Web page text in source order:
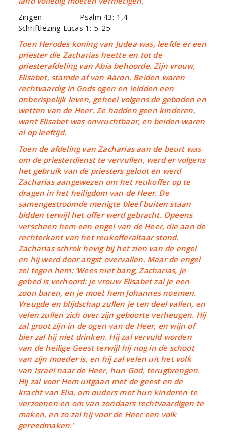
Zingen Psalm 43: 1,4
Schriftlezing Lucas 1: 5-25
Toen Herodes koning van Judea was, leefde er een
priester die Zacharias heette en tot de
priesterafdeling van Abia behoorde. Zijn vrouw,
Elisabet, stamde af van Aäron. Beiden waren
rechtvaardig in Gods ogen en leidden een
onberispelijk leven, geheel volgens de geboden en
wetten van de Heer. Ze hadden geen kinderen,
want Elisabet was onvruchtbaar, en beiden waren
al op leeftijd.
Toen de afdeling van Zacharias aan de beurt was
om de priesterdienst te vervullen, werd er volgens
het gebruik van de priesters geloot en werd
Zacharias aangewezen om het reukoffer op te
dragen in het heiligdom van de Heer. De
samengestroomde menigte bleef buiten staan
bidden terwijl het offer werd gebracht. Opeens
verscheen hem een engel van de Heer, die aan de
rechterkant van het reukofferaltaar stond.
Zacharias schrok hevig bij het zien van de engel
en hij werd door angst overvallen. Maar de engel
zei tegen hem: ‘Wees niet bang, Zacharias, je
gebed is verhoord: je vrouw Elisabet zal je een
zoon baren, en je moet hem Johannes noemen.
Vreugde en blijdschap zullen je ten deel vallen, en
velen zullen zich over zijn geboorte verheugen. Hij
zal groot zijn in de ogen van de Heer, en wijn of
bier zal hij niet drinken. Hij zal vervuld worden
van de heilige Geest terwijl hij nog in de schoot
van zijn moeder is, en hij zal velen uit het volk
van Israël naar de Heer, hun God, terugbrengen.
Hij zal voor Hem uitgaan met de geest en de
kracht van Elia, om ouders met hun kinderen te
verzoenen en om van zondaars rechtvaardigen te
maken, en zo zal hij voor de Heer een volk
gereedmaken.’